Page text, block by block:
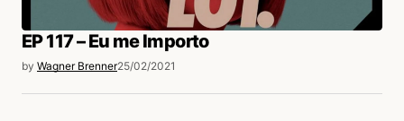
EP 117 – Eu me Importo
by Wagner Brenner25/02/2021